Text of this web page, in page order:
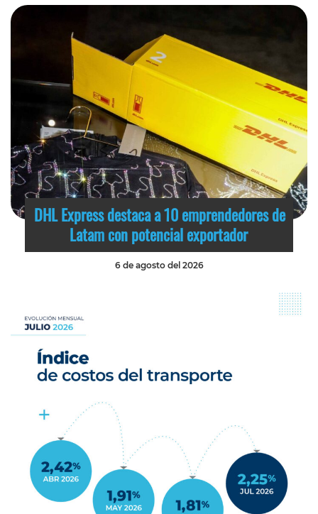
DHL Express destaca a 10 emprendedores de
Latam con potencial exportador
6 de agosto del 2026